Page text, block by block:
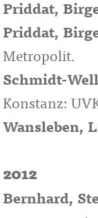
Priddat,
Priddat,
Metropolit.
Schmidt-
Konstanz:
Wansleben,
2012
Bernhard,